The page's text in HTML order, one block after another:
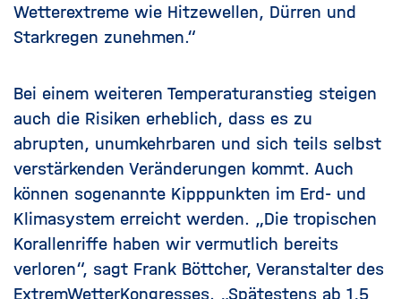
Wetterextreme wie Hitzewellen, Dürren und
Starkregen zunehmen.“
Bei einem weiteren Temperaturanstieg steigen
auch die Risiken erheblich, dass es zu
abrupten, unumkehrbaren und sich teils selbst
verstärkenden Veränderungen kommt. Auch
können sogenannte Kipppunkten im Erd- und
Klimasystem erreicht werden. „Die tropischen
Korallenriffe haben wir vermutlich bereits
verloren“, sagt Frank Böttcher, Veranstalter des
ExtremWetterKongresses. „Spätestens ab 1,5